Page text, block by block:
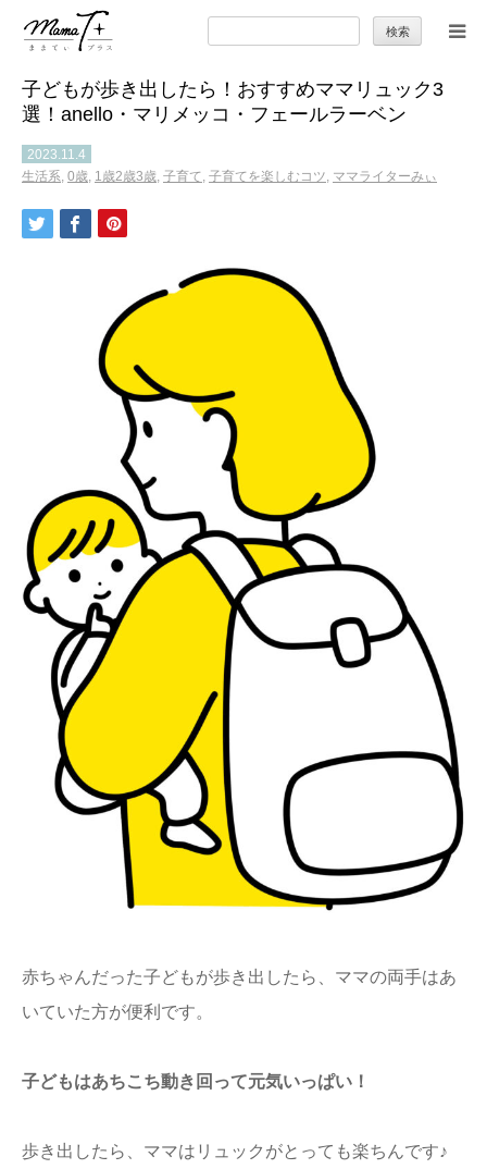
索:
子どもが歩き出したら！おすすめママリュック3
選！anello・マリメッコ・フェールラーベン
2023.11.4
生活系, 0歳, 1歳2歳3歳, 子育て, 子育てを楽しむコツ, ママライターみぃ
赤ちゃんだった子どもが歩き出したら、ママの両手はあ
いていた方が便利です。
子どもはあちこち動き回って元気いっぱい！
歩き出したら、ママはリュックがとっても楽ちんです♪
トップ
ママのカラダとココロ
セカンドキャリア
子育て
季節の行事やお出かけ
ままてぃ編集部